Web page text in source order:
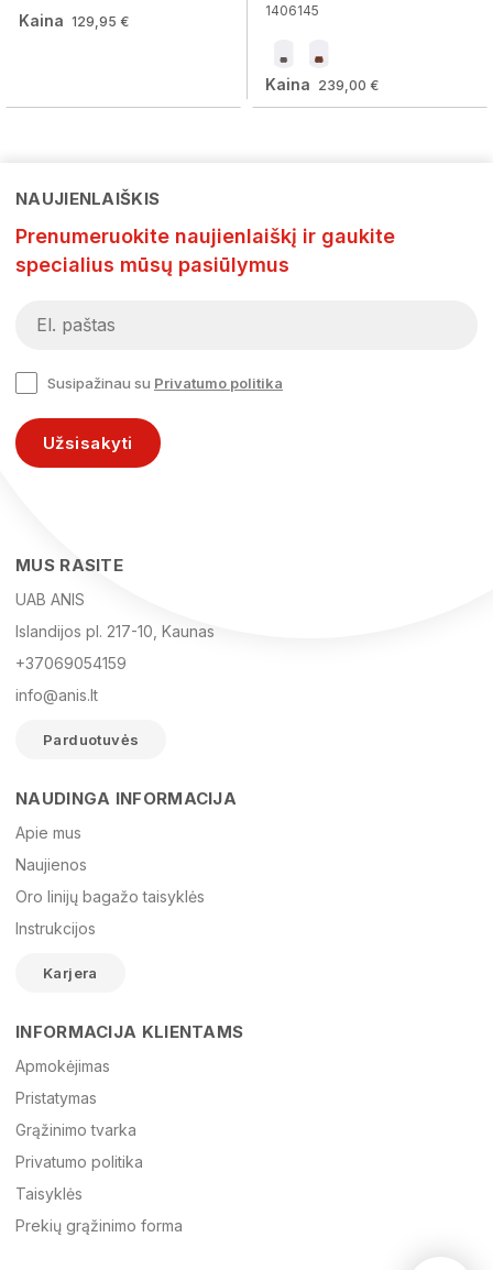
Kaina 129,95 €
1406145
Kaina 239,00 €
El. paštas
Žinutė
NAUJIENLAIŠKIS
Prenumeruokite naujienlaiškį ir gaukite
specialius mūsų pasiūlymus
Susipažinau su Privatumo politika
Užsisakyti
MUS RASITE
UAB ANIS
Islandijos pl. 217-10, Kaunas
+37069054159
info@anis.lt
Parduotuvės
NAUDINGA INFORMACIJA
Apie mus
Naujienos
Oro linijų bagažo taisyklės
Instrukcijos
Karjera
INFORMACIJA KLIENTAMS
Apmokėjimas
Pristatymas
Grąžinimo tvarka
Privatumo politika
Taisyklės
Prekių grąžinimo forma